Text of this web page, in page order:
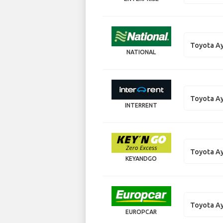
NATIONAL
Toyota
INTERRENT
Toyota
KEYANDGO
Toyota
EUROPCAR
Toyota